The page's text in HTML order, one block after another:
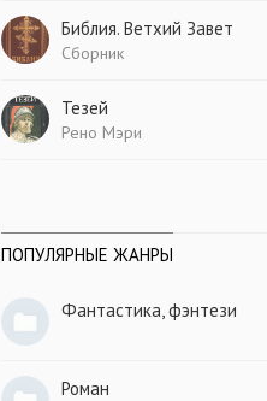
Библия. Ветхий Завет
Сборник
Тезей
Рено Мэри
ПОПУЛЯРНЫЕ ЖАНРЫ
Фантастика, фэнтези
Роман